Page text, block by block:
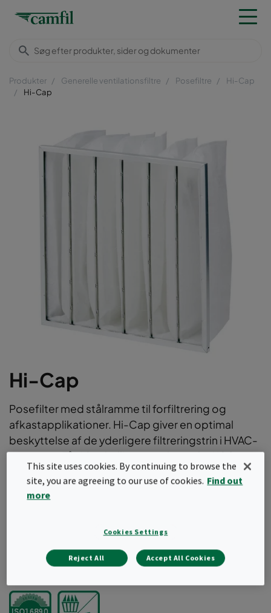
Produkter Generelle ventilationsfiltre Posefiltre
Hi-Cap
Hi-Cap
Hi-Cap
Posefilter med stålramme til forfiltrering og
afkastapplikationer. Hi-Cap giver en optimal
beskyttelse af de yderligere filtreringstrin i HVAC-
systemet. Fås i forskellige poselængder i ISO
Coarse 60% effektivitetsklasse i henhold til
ISO16890.
Høj støvakkumuleringsevne
Bestil et tilbud
This site uses cookies. By continuing to browse the
site, you are agreeing to our use of cookies. Find out
more
Cookies Settings
Reject All Accept All Cookies